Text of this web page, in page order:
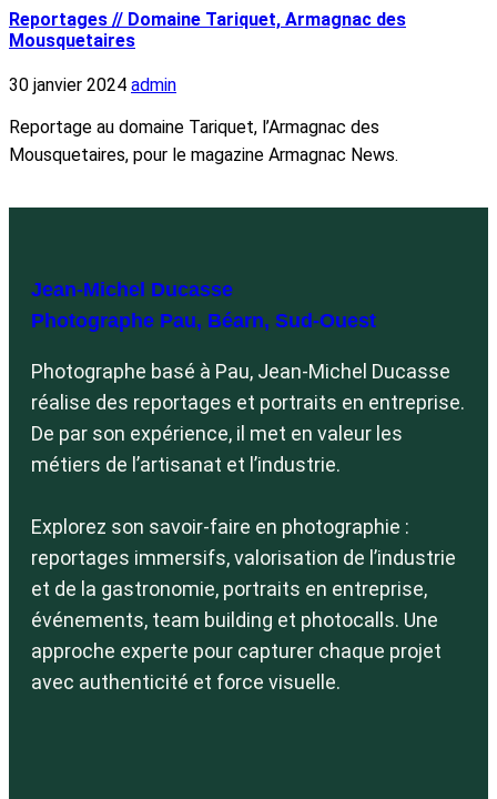
Reportages // Domaine Tariquet, Armagnac des
Mousquetaires
30 janvier 2024 admin
Reportage au domaine Tariquet, l’Armagnac des
Mousquetaires, pour le magazine Armagnac News.
Jean-Michel Ducasse
Photographe Pau, Béarn, Sud-Ouest
Photographe basé à Pau, Jean-Michel Ducasse
réalise des reportages et portraits en entreprise.
De par son expérience, il met en valeur les
métiers de l’artisanat et l’industrie.
Explorez son savoir-faire en photographie :
reportages immersifs, valorisation de l’industrie
et de la gastronomie, portraits en entreprise,
événements, team building et photocalls. Une
approche experte pour capturer chaque projet
avec authenticité et force visuelle.